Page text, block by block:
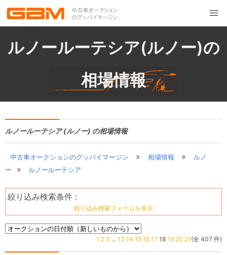
ルノールーテシア(ルノー)の
相場情報
ルノールーテシア (ルノー) の相場情報
中古車オークションのグッバイマージン » 相場情報 »
ルノ
ー
» ルノールーテシア
絞り込み検索条件 :
絞り込み検索フォームを表示
1 2 3 ... 13 14 15 16 17 18 19 20 21 (全 407 件)